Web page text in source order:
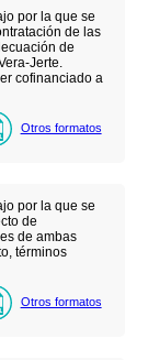
por la que se
de las
de
Jerte.
cofinanciado a
Otros formatos
por la que se
de
de ambas
términos
Otros formatos